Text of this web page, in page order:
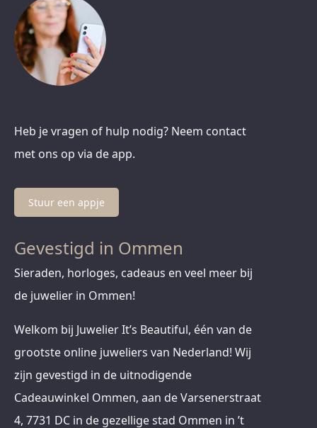
Heb je vragen of hulp nodig? Neem contact
met ons op via de app.
Stuur een appje
Gevestigd in Ommen
Sieraden, horloges, cadeaus en veel meer bij
de juwelier in Ommen!
Welkom bij Juwelier It’s Beautiful, één van de
grootste online juweliers van Nederland! Wij
zijn gevestigd in de uitnodigende
Cadeauwinkel Ommen, aan de Varsenerstraat
4, 7731 DC in de gezellige stad Ommen in ’t